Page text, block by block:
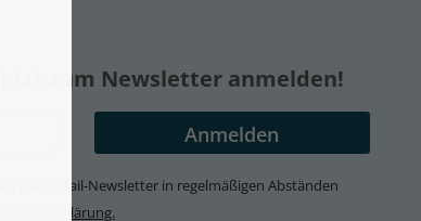
zum Newsletter anmelden!
per E-Mail-Newsletter in regelmäßigen Abständen